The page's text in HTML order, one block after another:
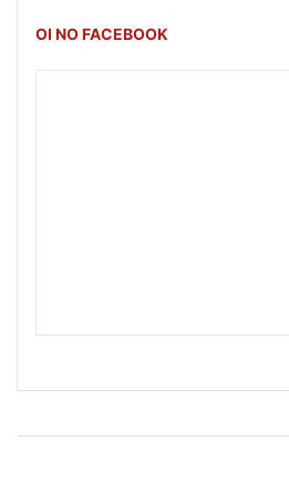
OI NO FACEBOOK